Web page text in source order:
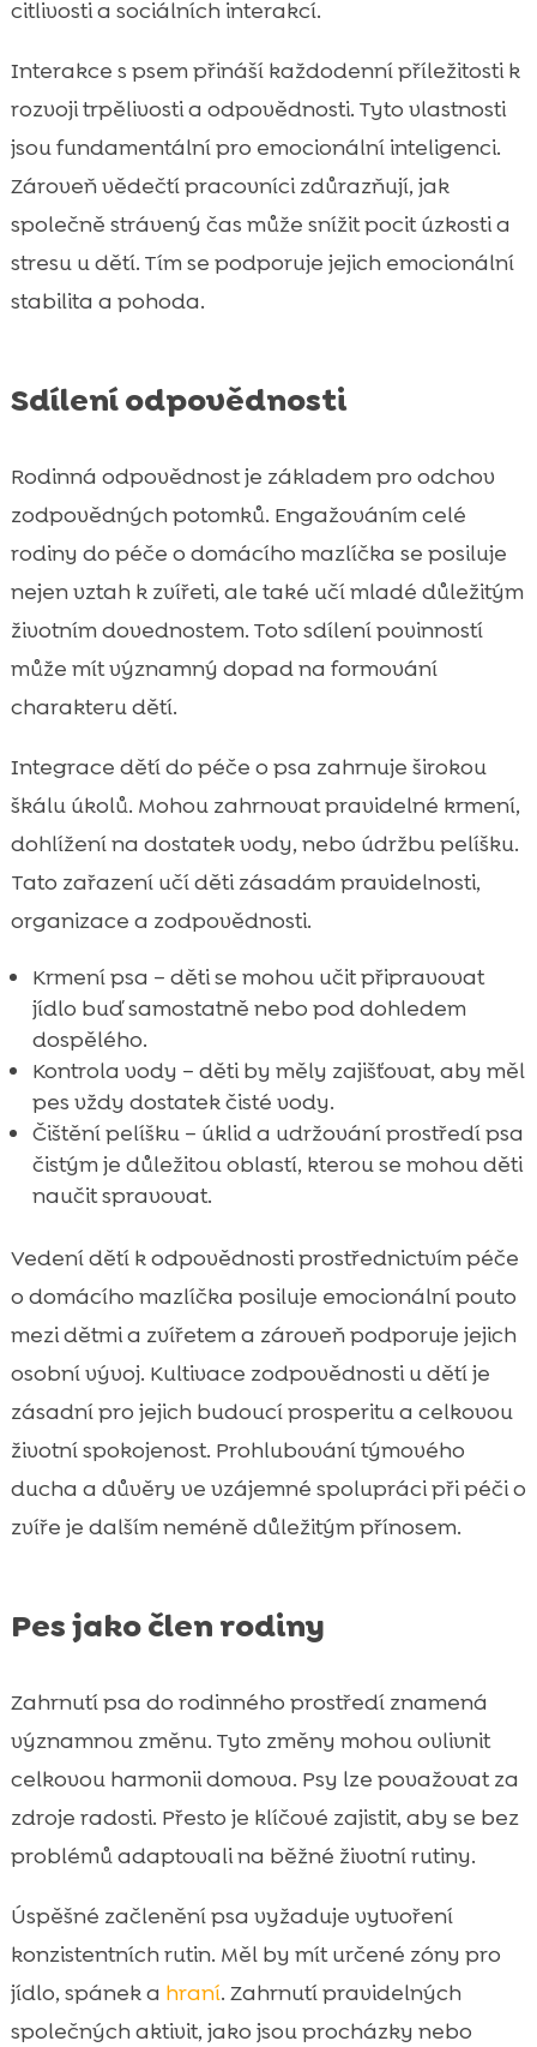
citlivosti a sociálních interakcí.
Interakce s psem přináší každodenní příležitosti k
rozvoji trpělivosti a odpovědnosti. Tyto vlastnosti
jsou fundamentální pro emocionální inteligenci.
Zároveň vědečtí pracovníci zdůrazňují, jak
společně strávený čas může snížit pocit úzkosti a
stresu u dětí. Tím se podporuje jejich emocionální
stabilita a pohoda.
Sdílení odpovědnosti
Rodinná odpovědnost je základem pro odchov
zodpovědných potomků. Engažováním celé
rodiny do péče o domácího mazlíčka se posiluje
nejen vztah k zvířeti, ale také učí mladé důležitým
životním dovednostem. Toto sdílení povinností
může mít významný dopad na formování
charakteru dětí.
Integrace dětí do péče o psa zahrnuje širokou
škálu úkolů. Mohou zahrnovat pravidelné krmení,
dohlížení na dostatek vody, nebo údržbu pelíšku.
Tato zařazení učí děti zásadám pravidelnosti,
organizace a zodpovědnosti.
Krmení psa – děti se mohou učit připravovat
jídlo buď samostatně nebo pod dohledem
dospělého.
Kontrola vody – děti by měly zajišťovat, aby měl
pes vždy dostatek čisté vody.
Čištění pelíšku – úklid a udržování prostředí psa
čistým je důležitou oblastí, kterou se mohou děti
naučit spravovat.
Vedení dětí k odpovědnosti prostřednictvím péče
o domácího mazlíčka posiluje emocionální pouto
mezi dětmi a zvířetem a zároveň podporuje jejich
osobní vývoj. Kultivace zodpovědnosti u dětí je
zásadní pro jejich budoucí prosperitu a celkovou
životní spokojenost. Prohlubování týmového
ducha a důvěry ve vzájemné spolupráci při péči o
zvíře je dalším neméně důležitým přínosem.
Pes jako člen rodiny
Zahrnutí psa do rodinného prostředí znamená
významnou změnu. Tyto změny mohou ovlivnit
celkovou harmonii domova. Psy lze považovat za
zdroje radosti. Přesto je klíčové zajistit, aby se bez
problémů adaptovali na běžné životní rutiny.
Úspěšné začlenění psa vyžaduje vytvoření
konzistentních rutin. Měl by mít určené zóny pro
jídlo, spánek a hraní. Zahrnutí pravidelných
společných aktivit, jako jsou procházky nebo